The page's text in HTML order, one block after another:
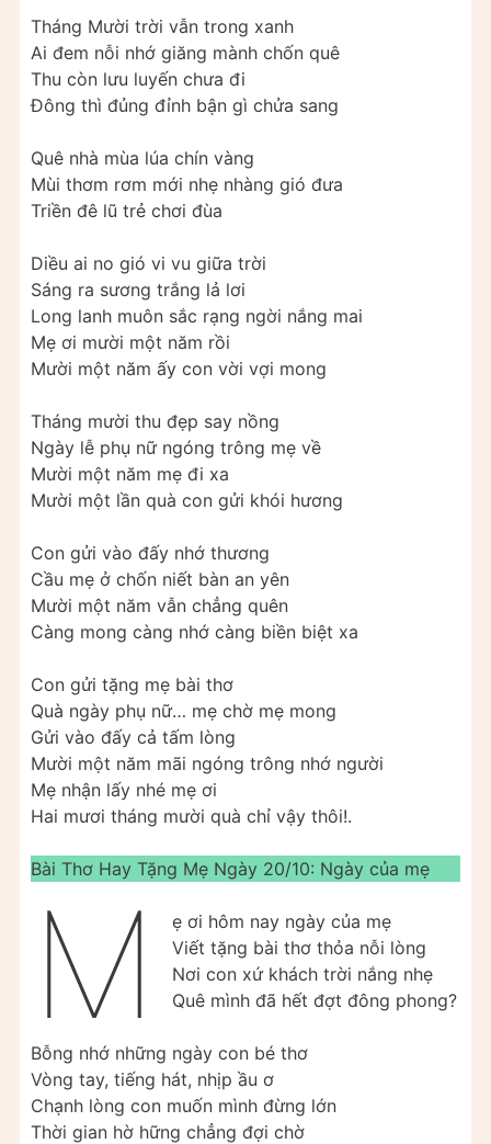
Tháng Mười trời vẫn trong xanh
Ai đem nỗi nhớ giăng mành chốn quê
Thu còn lưu luyến chưa đi
Đông thì đủng đỉnh bận gì chửa sang
Quê nhà mùa lúa chín vàng
Mùi thơm rơm mới nhẹ nhàng gió đưa
Triền đê lũ trẻ chơi đùa
Diều ai no gió vi vu giữa trời
Sáng ra sương trắng lả lơi
Long lanh muôn sắc rạng ngời nắng mai
Mẹ ơi mười một năm rồi
Mười một năm ấy con vời vợi mong
Tháng mười thu đẹp say nồng
Ngày lễ phụ nữ ngóng trông mẹ về
Mười một năm mẹ đi xa
Mười một lần quà con gửi khói hương
Con gửi vào đấy nhớ thương
Cầu mẹ ở chốn niết bàn an yên
Mười một năm vẫn chẳng quên
Càng mong càng nhớ càng biền biệt xa
Con gửi tặng mẹ bài thơ
Quà ngày phụ nữ… mẹ chờ mẹ mong
Gửi vào đấy cả tấm lòng
Mười một năm mãi ngóng trông nhớ người
Mẹ nhận lấy nhé mẹ ơi
Hai mươi tháng mười quà chỉ vậy thôi!.
Bài Thơ Hay Tặng Mẹ Ngày 20/10: Ngày của mẹ
M
ẹ ơi hôm nay ngày của mẹ
Viết tặng bài thơ thỏa nỗi lòng
Nơi con xứ khách trời nắng nhẹ
Quê mình đã hết đợt đông phong?
Bỗng nhớ những ngày con bé thơ
Vòng tay, tiếng hát, nhịp ầu ơ
Chạnh lòng con muốn mình đừng lớn
Thời gian hờ hững chẳng đợi chờ